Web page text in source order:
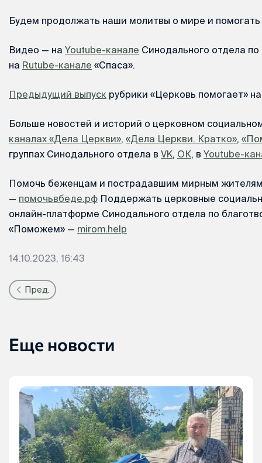
Будем продолжать наши молитвы о мире и
Видео — на Youtube-канале Синодального отдела
на Rutube-канале «Спаса».
Предыдущий выпуск рубрики «Церковь помогает»
Больше новостей и историй о церковном
каналах «Дела Церкви», «Дела Церкви. Кратко»,
группах Синодального отдела в VK, ОК, в Youtube-
Помочь беженцам и пострадавшим мирным
— помочьвбеде.рф Поддержать церковные
онлайн-платформе Синодального отдела по
«Поможем» — mirom.help
14.10.2023, 16:43
Пред.
Еще новости